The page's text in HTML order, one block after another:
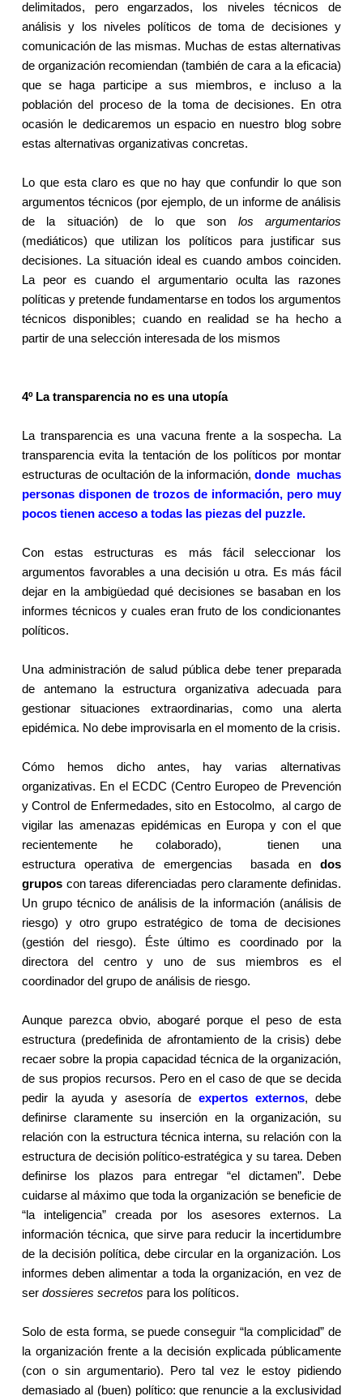
delimitados, pero engarzados, los niveles técnicos de
análisis y los niveles políticos de toma de decisiones y
comunicación de las mismas. Muchas de estas alternativas
de organización recomiendan (también de cara a la eficacia)
que se haga participe a sus miembros, e incluso a la
población del proceso de la toma de decisiones. En otra
ocasión le dedicaremos un espacio en nuestro blog sobre
estas alternativas organizativas concretas.
Lo que esta claro es que no hay que confundir lo que son
argumentos técnicos (por ejemplo, de un informe de análisis
de la situación) de lo que son los argumentarios
(mediáticos) que utilizan los políticos para justificar sus
decisiones. La situación ideal es cuando ambos coinciden.
La peor es cuando el argumentario oculta las razones
políticas y pretende fundamentarse en todos los argumentos
técnicos disponibles; cuando en realidad se ha hecho a
partir de una selección interesada de los mismos
4º La transparencia no es una utopía
La transparencia es una vacuna frente a la sospecha. La
transparencia evita la tentación de los políticos por montar
estructuras de ocultación de la información,donde muchas
personas disponen de trozos de información, pero muy
pocos tienen acceso a todas las piezas del puzzle.
Con estas estructuras es más fácil seleccionar los
argumentos favorables a una decisión u otra. Es más fácil
dejar en la ambigüedad qué decisiones se basaban en los
informes técnicos y cuales eran fruto de los condicionantes
políticos.
Una administración de salud pública debe tener preparada
de antemano la estructura organizativa adecuada para
gestionar situaciones extraordinarias, como una alerta
epidémica. No debe improvisarla en el momento de la crisis.
Cómo hemos dicho antes, hay varias alternativas
organizativas. En el ECDC (Centro Europeo de Prevención
y Control de Enfermedades, sito en Estocolmo, al cargo de
vigilar las amenazas epidémicas en Europa y con el que
recientemente he colaborado),
tienen una
estructura operativa de emergencias basada endos
gruposcon tareas diferenciadas pero claramente definidas.
Un grupo técnico de análisis de la información (análisis de
riesgo) y otro grupo estratégico de toma de decisiones
(gestión del riesgo). Éste último es coordinado por la
directora del centro y uno de sus miembros es el
coordinador del grupo de análisis de riesgo.
Aunque parezca obvio, abogaré porque el peso de esta
estructura (predefinida de afrontamiento de la crisis) debe
recaer sobre la propia capacidad técnica de la organización,
de sus propios recursos. Pero en el caso de que se decida
pedir la ayuda y asesoría deexpertos externos, debe
definirse claramente su inserción en la organización, su
relación con la estructura técnica interna, su relación con la
estructura de decisión político-estratégica y su tarea. Deben
definirse los plazos para entregar “el dictamen”. Debe
cuidarse al máximo que toda la organización se beneficie de
“la inteligencia” creada por los asesores externos. La
información técnica, que sirve para reducir la incertidumbre
de la decisión política, debe circular en la organización. Los
informes deben alimentar a toda la organización, en vez de
ser dossieres secretos para los políticos.
Solo de esta forma, se puede conseguir “la complicidad” de
la organización frente a la decisión explicada públicamente
(con o sin argumentario). Pero tal vez le estoy pidiendo
demasiado al (buen) político: que renuncie a la exclusividad